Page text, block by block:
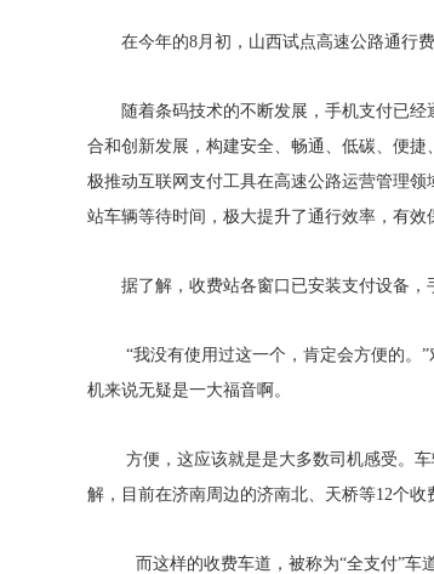
在今年的8月初，山西试点高速公路通行费
随着条码技术的不断发展，手机支付已经
合和创新发展，构建安全、畅通、低碳、便
极推动互联网支付工具在高速公路运营管理
站车辆等待时间，极大提升了通行效率，有效
据了解，收费站各窗口已安装支付设备，
“我没有使用过这一个，肯定会方便的。”
机来说无疑是一大福音啊。
方便，这应该就是是大多数司机感受。车
解，目前在济南周边的济南北、天桥等12个收
而这样的收费车道，被称为“全支付”车道